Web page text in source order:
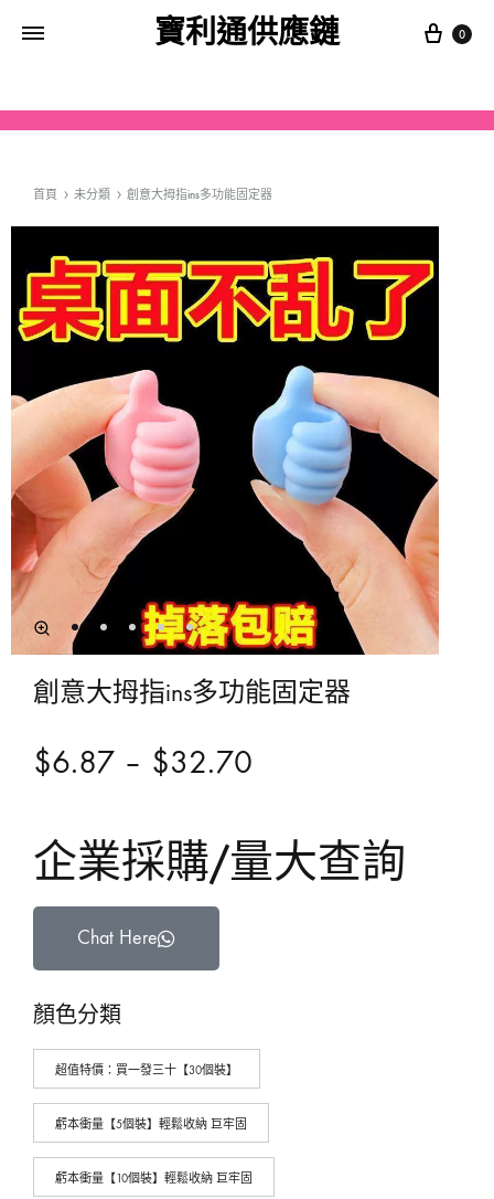
寶利通供應鏈 0
首頁 未分類 創意大拇指ins多功能固定器
創意大拇指ins多功能固定器
$6.87 – $32.70
企業採購/量大查詢
Chat Here
顏色分類
超值特價：買一發三十【30個裝】
虧本衝量【5個裝】輕鬆收納 巨牢固
虧本衝量【10個裝】輕鬆收納 巨牢固